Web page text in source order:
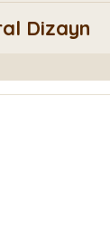
Dizayn